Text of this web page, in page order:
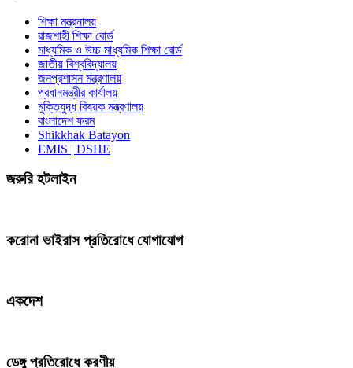
শিক্ষা মন্ত্রনালয়
রাজশাহী শিক্ষা বোর্ড
মাধ্যমিক ও উচ্চ মাধ্যমিক শিক্ষা বোর্ড
জাতীয় বিশ্ববিদ্যালয়
জনপ্রশাসন মন্ত্রণালয়
প্রধানমন্ত্রীর কার্যালয়
মুক্তিযুদ্ধ বিষয়ক মন্ত্রণালয়
বাংলাদেশ ফরম
Shikkhak Batayon
EMIS | DSHE
জরুরি হটলাইন
করোনা ভাইরাস প্রতিরোধে যোগাযোগ
একদেশ
ডেঙ্গু প্রতিরোধে করণীয়